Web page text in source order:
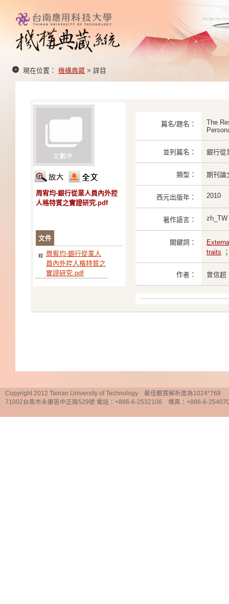
現在位置： 機構典藏 > 詳目
周宥均-銀行從業人員內外控
人格特質之實證研究.pdf
文件
周宥均-銀行從業人
員內外控人格特質之
實證研究.pdf
篇名/題名：
The
並列篇名： 銀行從
類型： 期刊論
西元出版年： 2010
著作語言： zh_TW
關鍵詞：
traits
作者： 曾信超
Copyright 2012 Tainan University of Technology 最佳觀賞解析度為1024*768
71002台南市永康區中正路529號 電話：+886-6-2532106 傳真：+886-6-